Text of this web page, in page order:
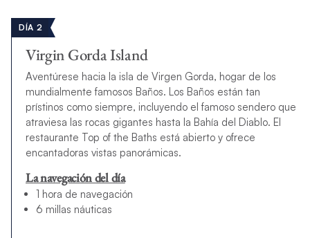
DÍA 2
Virgin Gorda Island
Aventúrese hacia la isla de Virgen Gorda, hogar de los
mundialmente famosos Baños. Los Baños están tan
prístinos como siempre, incluyendo el famoso sendero que
atraviesa las rocas gigantes hasta la Bahía del Diablo. El
restaurante Top of the Baths está abierto y ofrece
encantadoras vistas panorámicas.
La navegación del día
1 hora de navegación
6 millas náuticas